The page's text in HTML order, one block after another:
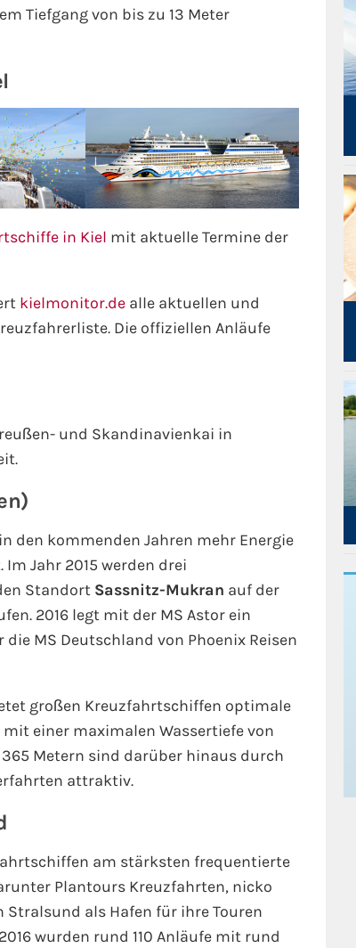
Tiefgang von bis zu 13 Meter
in Kiel mit aktuelle Termine der
kielmonitor.de alle aktuellen und
Die offiziellen Anläufe
und Skandinavienkai in
den kommenden Jahren mehr Energie
Jahr 2015 werden drei
Standort Sassnitz-Mukran auf der
2016 legt mit der MS Astor ein
MS Deutschland von Phoenix Reisen
großen Kreuzfahrtschiffen optimale
einer maximalen Wassertiefe von
Metern sind darüber hinaus durch
attraktiv.
am stärksten frequentierte
Plantours Kreuzfahrten, nicko
Stralsund als Hafen für ihre Touren
wurden rund 110 Anläufe mit rund